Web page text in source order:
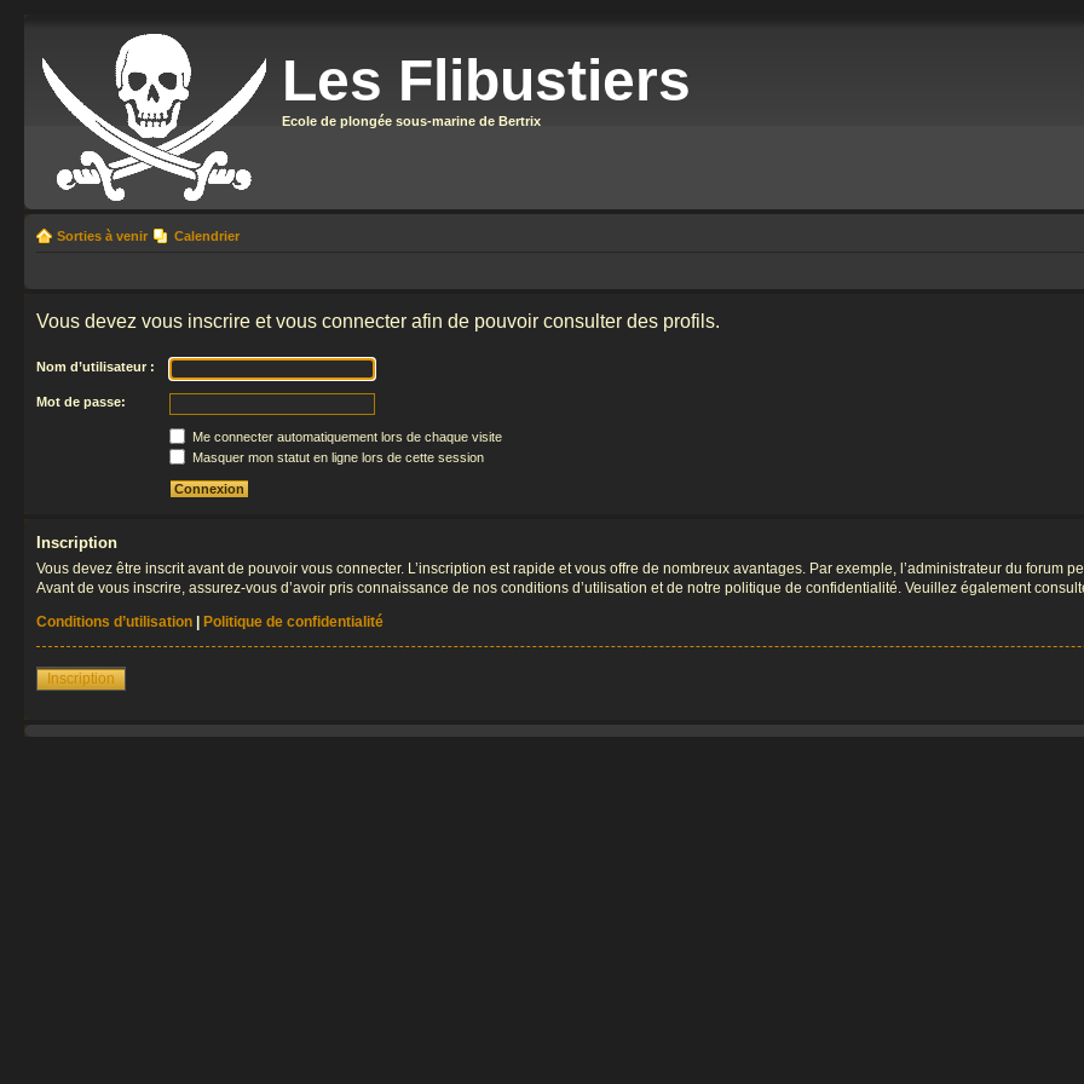
Les Flibustiers
Ecole de plongée sous-marine de Bertrix
Sorties à venir Calendrier
Vous devez vous inscrire et vous connecter afin de pouvoir consulter des profils.
Nom d’utilisateur :
Mot de passe:
Me connecter automatiquement lors de chaque visite
Masquer mon statut en ligne lors de cette session
Inscription
Vous devez être inscrit avant de pouvoir vous connecter. L’inscription est rapide et vous offre de nombreux avantages. Par exemple, l’administrateur du forum
Avant de vous inscrire, assurez-vous d’avoir pris connaissance de nos conditions d’utilisation et de notre politique de confidentialité. Veuillez également
Conditions d’utilisation
Politique de confidentialité
Inscription